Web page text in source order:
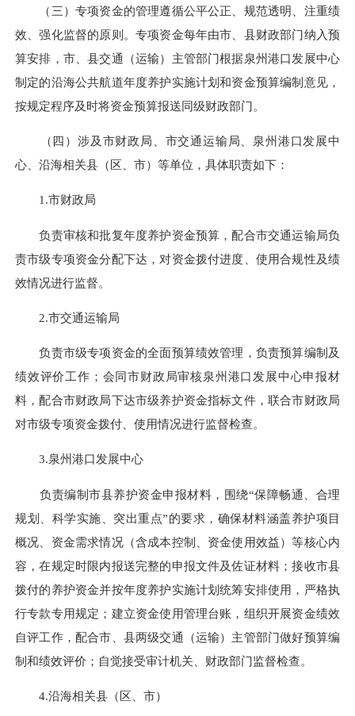
（三）专项资金的管理遵循公平公正、规范透明、注重绩
效、强化监督的原则。专项资金每年由市、县财政部门纳入预
算安排，市、县交通（运输）主管部门根据泉州港口发展中心
制定的沿海公共航道年度养护实施计划和资金预算编制意见，
按规定程序及时将资金预算报送同级财政部门。
（四）涉及市财政局、市交通运输局、泉州港口发展中
心、沿海相关县（区、市）等单位，具体职责如下：
1.市财政局​
负责审核和批复年度养护资金预算，配合市交通运输局负
责市级专项资金分配下达，对资金拨付进度、使用合规性及绩
效情况进行监督。​
2.市交通运输局​
负责市级专项资金的全面预算绩效管理，负责预算编制及
绩效评价工作；会同市财政局审核泉州港口发展中心申报材
料，配合市财政局下达市级养护资金指标文件，联合市财政局
对市级专项资金拨付、使用情况进行监督检查。​
3.泉州港口发展中心​
负责编制市县养护资金申报材料，围绕“保障畅通、合理
规划、科学实施、突出重点”的要求，确保材料涵盖养护项目
概况、资金需求情况（含成本控制、资金使用效益）等核心内
容，在规定时限内报送完整的申报文件及佐证材料；接收市县
拨付的养护资金并按年度养护实施计划统筹安排使用，严格执
行专款专用规定；建立资金使用管理台账，组织开展资金绩效
自评工作，配合市、县两级交通（运输）主管部门做好预算编
制和绩效评价；自觉接受审计机关、财政部门监督检查。​
4.沿海相关县（区、市）​